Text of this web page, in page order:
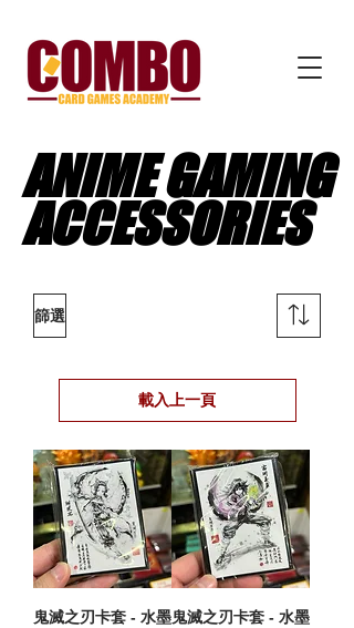
ANIME GAMING
ACCESSORIES
ANIME GAMING
ACCESSORIES
篩選
載入上一頁
鬼滅之刃卡套 - 水墨鬼滅之刃卡套 - 水墨